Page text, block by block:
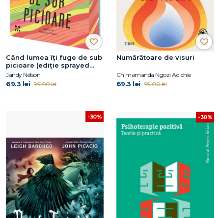
Când lumea îți fuge de sub
picioare (ediție sprayed
edges)
Jandy Nelson
69.3 lei 99.00 lei
Numărătoare de visuri
Chimamanda Ngozi Adichie
69.3 lei 99.00 lei
-30% -30%